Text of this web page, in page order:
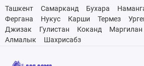
Ташкент Самарканд Бухара
Фергана
Нукус Карши Термез
Джизак
Гулистан Коканд Маргилан
Алмалык
Шахрисабз